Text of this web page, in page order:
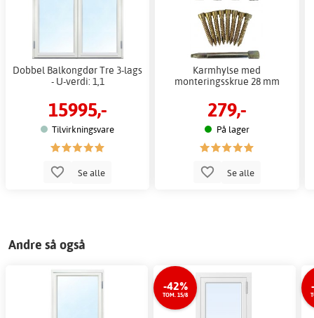
Dobbel Balkongdør Tre 3-lags
- U-verdi: 1,1
15995,-
Tilvirkningsvare
Se alle
Karmhylse med
monteringsskrue 28 mm
279,-
På lager
Se alle
Andre så også
-42%
TOM. 15/8